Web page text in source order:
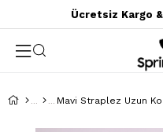
Ücretsiz Kargo
Mavi Straplez Uzun